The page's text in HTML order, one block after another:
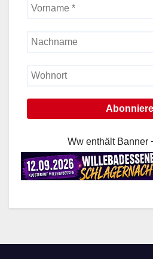
Ww enthält Banner